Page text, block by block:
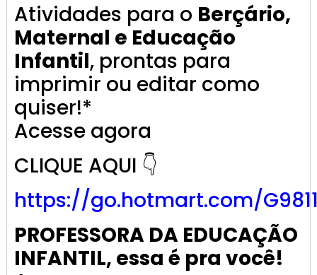
Atividades para o Berçário,
Maternal e Educação
Infantil, prontas para
imprimir ou editar como
quiser!*
Acesse agora
CLIQUE AQUI 👇
https://go.hotmart.com/
PROFESSORA DA EDUCAÇÃO
INFANTIL, essa é pra você!